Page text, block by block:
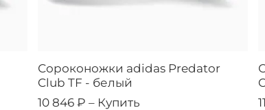
Сороконожки adidas Predator
Club TF - белый
10 846 ₽ – Купить